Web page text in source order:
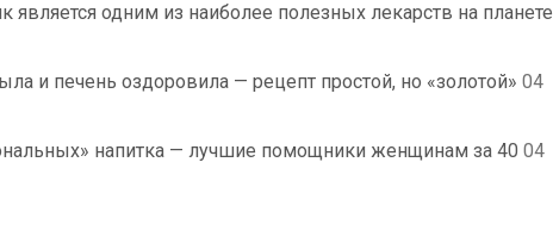
является одним из наиболее полезных лекарств на планете
и печень оздоровила — рецепт простой, но «золотой» 04
напитка — лучшие помощники женщинам за 40 04